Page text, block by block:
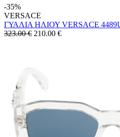
-35%
VERSACE
ΓΥΑΛΙΑ ΗΛΙΟΥ VERSACE
323.00 € 210.00 €